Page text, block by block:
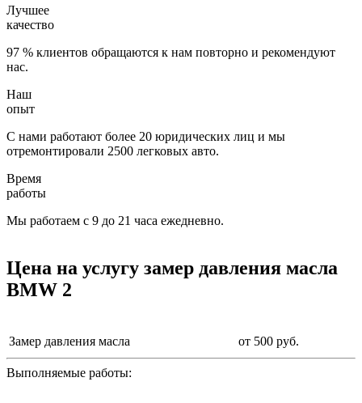
Лучшее
качество
97 % клиентов обращаются к нам повторно и рекомендуют
нас.
Наш
опыт
С нами работают более 20 юридических лиц и мы
отремонтировали 2500 легковых авто.
Время
работы
Мы работаем с 9 до 21 часа ежедневно.
Цена на услугу замер давления масла
BMW 2
Замер давления масла от 500 руб.
Выполняемые работы: